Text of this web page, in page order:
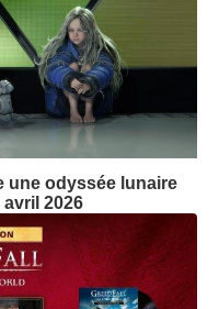
une odyssée lunaire
2026